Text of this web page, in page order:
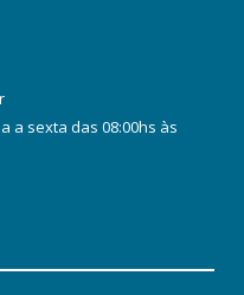
a sexta das 08:00hs às